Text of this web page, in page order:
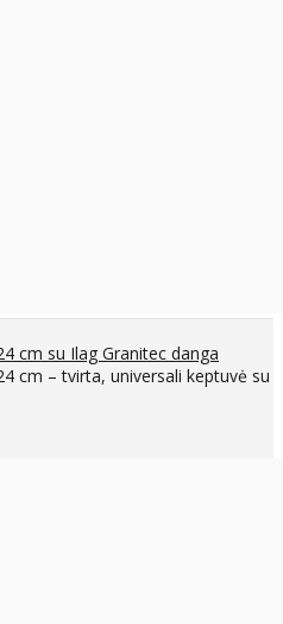
cm su Ilag Granitec danga
cm – tvirta, universali keptuvė su